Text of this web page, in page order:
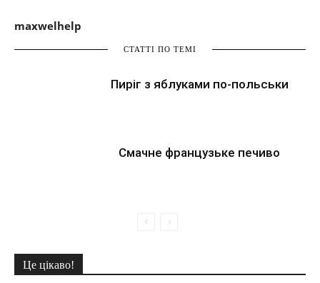
maxwelhelp
СТАТТІ ПО ТЕМІ
Пиріг з яблуками по-польськи
Смачне французьке печиво
Це цікаво!